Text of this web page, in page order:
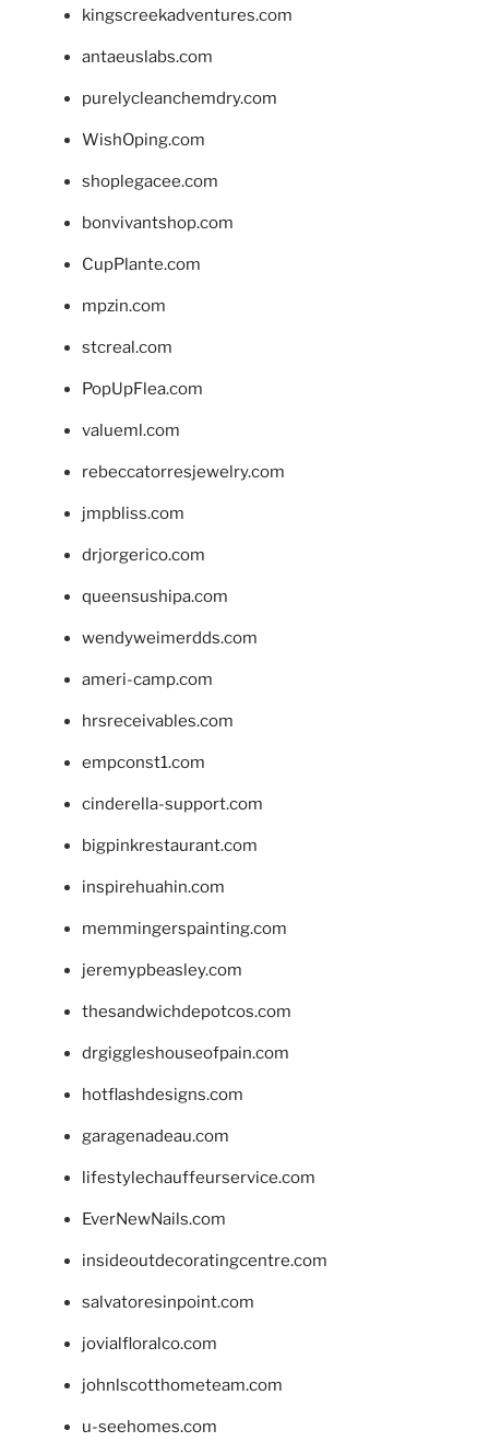
kingscreekadventures.com
antaeuslabs.com
purelycleanchemdry.com
WishOping.com
shoplegacee.com
bonvivantshop.com
CupPlante.com
mpzin.com
stcreal.com
PopUpFlea.com
valueml.com
rebeccatorresjewelry.com
jmpbliss.com
drjorgerico.com
queensushipa.com
wendyweimerdds.com
ameri-camp.com
hrsreceivables.com
empconst1.com
cinderella-support.com
bigpinkrestaurant.com
inspirehuahin.com
memmingerspainting.com
jeremypbeasley.com
thesandwichdepotcos.com
drgiggleshouseofpain.com
hotflashdesigns.com
garagenadeau.com
lifestylechauffeurservice.com
EverNewNails.com
insideoutdecoratingcentre.com
salvatoresinpoint.com
jovialfloralco.com
johnlscotthometeam.com
u-seehomes.com